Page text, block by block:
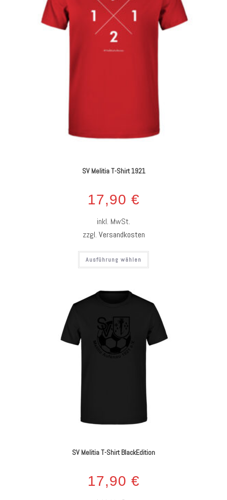
SV Melitia T-Shirt 1921
17,90 €
inkl. MwSt.
zzgl. Versandkosten
Ausführung wählen
SV Melitia T-Shirt BlackEdition
17,90 €